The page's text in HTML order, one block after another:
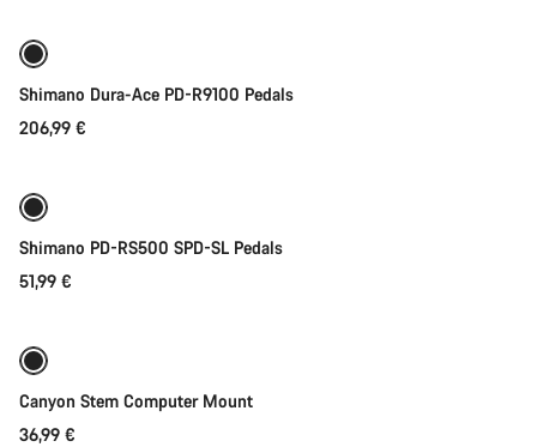
Shimano Dura-Ace PD-R9100 Pedals
206,99 €
Shimano PD-RS500 SPD-SL Pedals
51,99 €
Canyon Stem Computer Mount
36,99 €